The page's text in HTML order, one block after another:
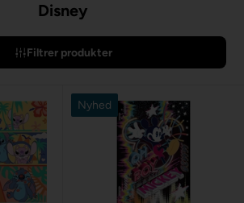
Disney
Filtrer produkter
Nyhed